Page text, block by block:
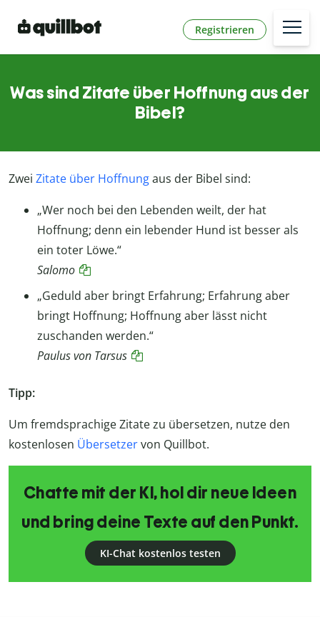
Registrieren
Was sind Zitate über Hoffnung aus der
Bibel?
Zwei Zitate über Hoffnungaus der Bibel sind:
„Wer noch bei den Lebenden weilt, der hat
Hoffnung; denn ein lebender Hund ist besser als
ein toter Löwe.“
Salomo
„Geduld aber bringt Erfahrung; Erfahrung aber
bringt Hoffnung; Hoffnung aber lässt nicht
zuschanden werden.“
Paulus von Tarsus
Tipp:
Um fremdsprachige Zitate zu übersetzen, nutze den
kostenlosen Übersetzervon Quillbot.
Chatte mit der KI, hol dir neue Ideen
und bring deine Texte auf den Punkt.
KI-Chat kostenlos testen